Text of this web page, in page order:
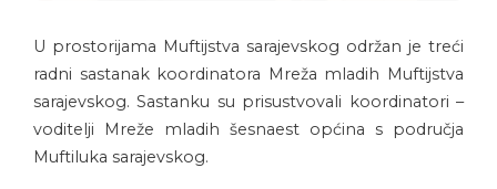
U prostorijama Muftijstva sarajevskog održan je treći
radni sastanak koordinatora Mreža mladih Muftijstva
sarajevskog. Sastanku su prisustvovali koordinatori –
voditelji Mreže mladih šesnaest općina s područja
Muftiluka sarajevskog.